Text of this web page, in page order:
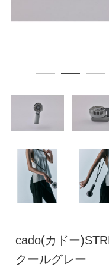
cado(カドー
クールグレー